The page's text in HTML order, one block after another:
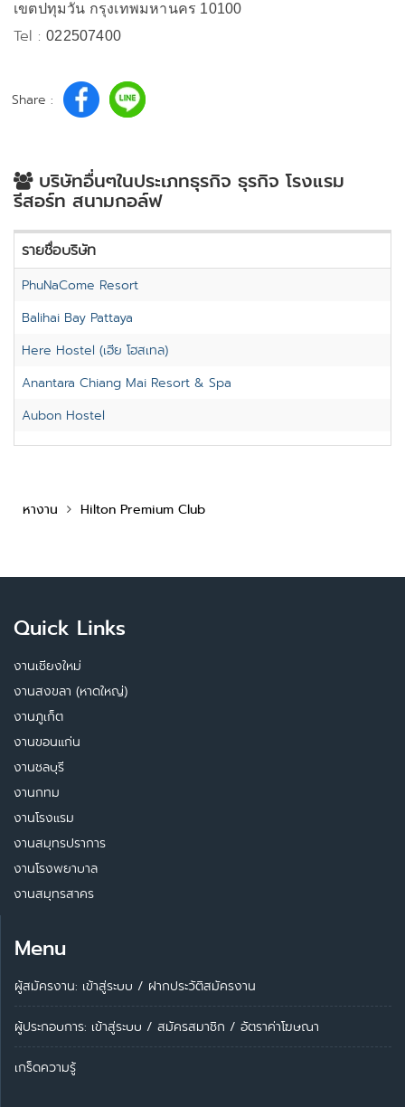
เขตปทุมวัน กรุงเทพมหานคร 10100
Tel :022507400
Share :
บริษัทอื่นๆในประเภทธุรกิจ ธุรกิจ โรงแรม
รีสอร์ท สนามกอล์ฟ
รายชื่อบริษัท
PhuNaCome Resort
Balihai Bay Pattaya
Here Hostel (เฮีย โฮสเทล)
Anantara Chiang Mai Resort & Spa
Aubon Hostel
หางาน Hilton Premium Club
Quick Links
งานเชียงใหม่
งานสงขลา (หาดใหญ่)
งานภูเก็ต
งานขอนแก่น
งานชลบุรี
งานกทม
งานโรงแรม
งานสมุทรปราการ
งานโรงพยาบาล
งานสมุทรสาคร
Menu
ผู้สมัครงาน: เข้าสู่ระบบ / ฝากประวัติสมัครงาน
ผู้ประกอบการ: เข้าสู่ระบบ / สมัครสมาชิก / อัตราค่าโฆษณา
เกร็ดความรู้